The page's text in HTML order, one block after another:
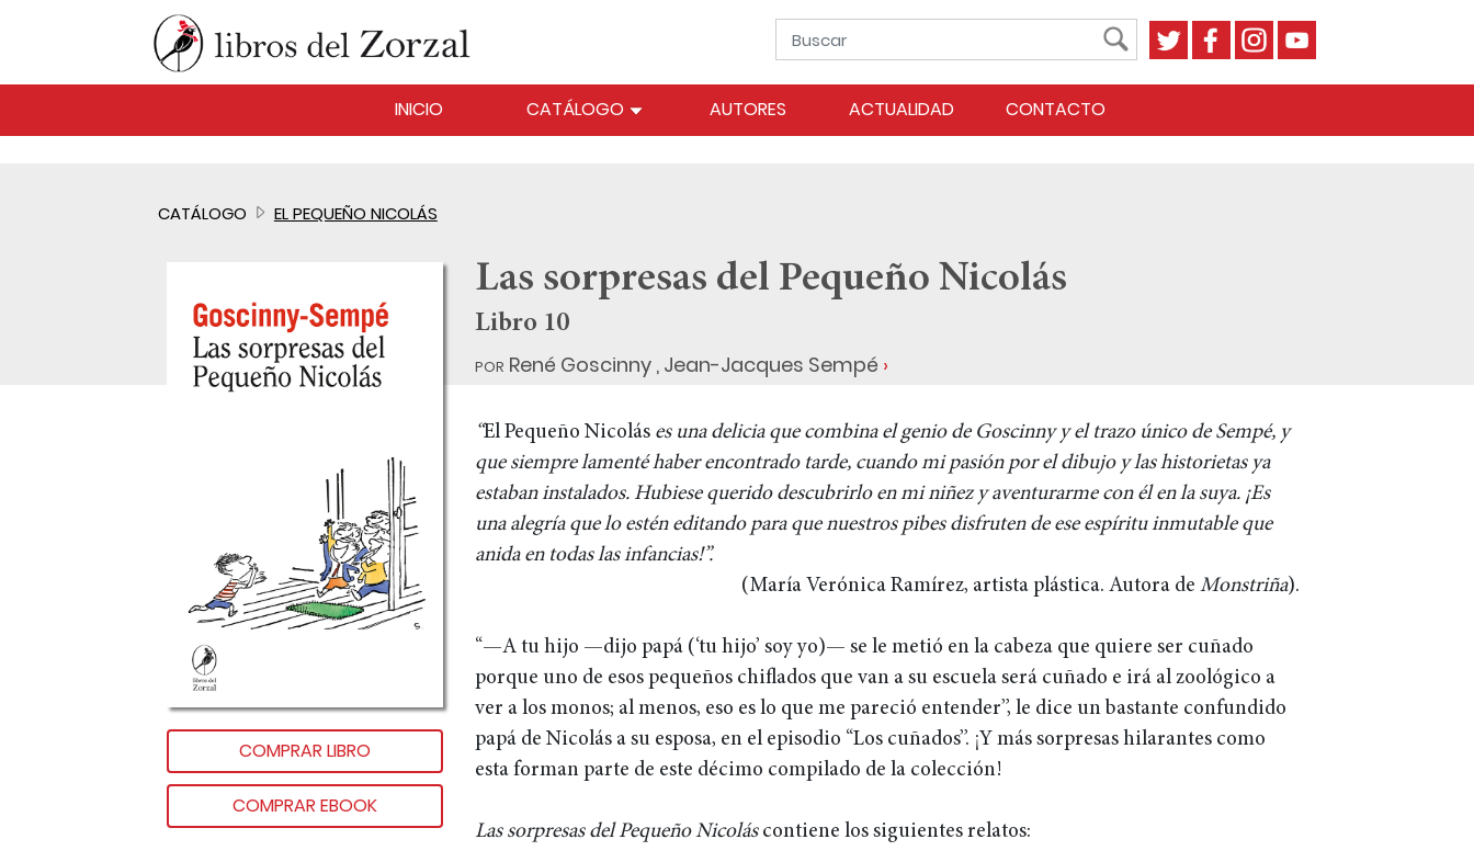
INICIO CATÁLOGO AUTORES ACTUALIDAD CONTACTO
CATÁLOGO EL PEQUEÑO NICOLÁS
COMPRAR LIBRO
COMPRAR EBOOK
Las sorpresas del Pequeño Nicolás
Libro 10
por René Goscinny, Jean-Jacques Sempé
“El Pequeño Nicoláses una delicia que combina el genio de Goscinny y el trazo único de Sempé, y
que siempre lamenté haber encontrado tarde, cuando mi pasión por el dibujo y las historietas ya
estaban instalados. Hubiese querido descubrirlo en mi niñez y aventurarme con él en la suya. ¡Es
una alegría que lo estén editando para que nuestros pibes disfruten de ese espíritu inmutable que
anida en todas las infancias!”.
(María Verónica Ramírez, artista plástica. Autora deMonstriña).
“—A tu hijo —dijo papá (‘tu hijo’ soy yo)— se le metió en la cabeza que quiere ser cuñado
porque uno de esos pequeños chiflados que van a su escuela será cuñado e irá al zoológico a
ver a los monos; al menos, eso es lo que me pareció entender”, le dice un bastante confundido
papá de Nicolás a su esposa, en el episodio “Los cuñados”. ¡Y más sorpresas hilarantes como
esta forman parte de este décimo compilado de la colección!
Las sorpresas del Pequeño Nicolás contiene los siguientes relatos: